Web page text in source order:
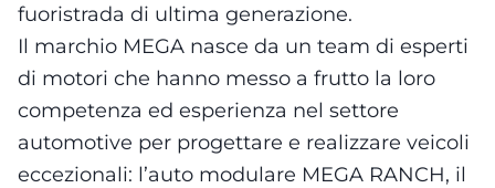
fuoristrada di ultima generazione.
Il marchio MEGA nasce da un team di esperti
di motori che hanno messo a frutto la loro
competenza ed esperienza nel settore
automotive per progettare e realizzare veicoli
eccezionali: l’auto modulare MEGA RANCH, il